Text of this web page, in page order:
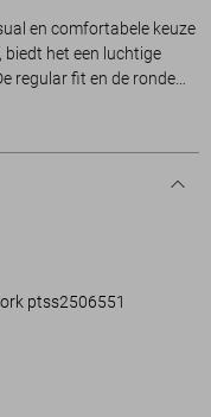
en comfortabele keuze
biedt het een luchtige
regular fit en de ronde
Op de borst vind je een
of je nu naar
thuis ontspant.
ervoor dat dit T-shirt
moeiteloze, casual look.
een bewuste keuze voor
de neutrale kleur past dit
outfits.
ptss2506551